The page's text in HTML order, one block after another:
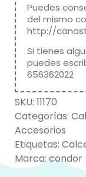
Puedes
del mismo
http://
Si tienes
puedes
656362022
SKU: 11170
Categorías:
Accesorios
Etiquetas:
Marca:condor